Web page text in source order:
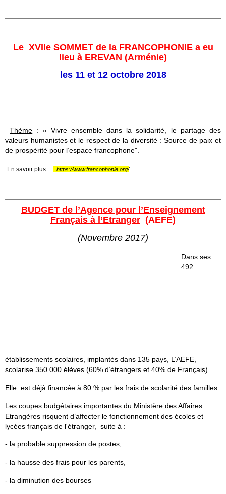
Le XVIIe SOMMET de la FRANCOPHONIE a eu
lieu à EREVAN (Arménie)
les 11 et 12 octobre 2018
Thème : « Vivre ensemble dans la solidarité, le partage des
valeurs humanistes et le respect de la diversité : Source de paix et
de prospérité pour l’espace francophone".
En savoir plus : https://www.francophonie.org/
BUDGET de l’Agence pour l’Enseignement
Français à l’Etranger (AEFE)
(Novembre 2017)
Dans ses
492
établissements scolaires, implantés dans 135 pays, L’AEFE,
scolarise 350 000 élèves (60% d’étrangers et 40% de Français)
Elle est déjà financée à 80 % par les frais de scolarité des familles.
Les coupes budgétaires importantes du Ministère des Affaires
Etrangères risquent d’affecter le fonctionnement des écoles et
lycées français de l'étranger, suite à :
- la probable suppression de postes,
- la hausse des frais pour les parents,
- la diminution des bourses